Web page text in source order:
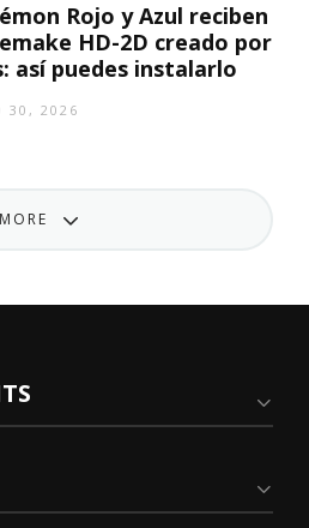
Rojo y Azul reciben
HD-2D creado por
así puedes instalarlo
30, 2026
MORE